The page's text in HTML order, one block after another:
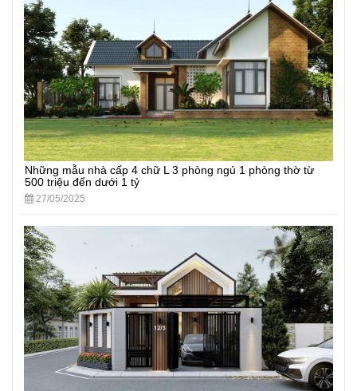
Những mẫu nhà cấp 4 chữ L 3 phòng ngủ 1 phòng thờ từ
500 triệu đến dưới 1 tỷ
27/05/2025